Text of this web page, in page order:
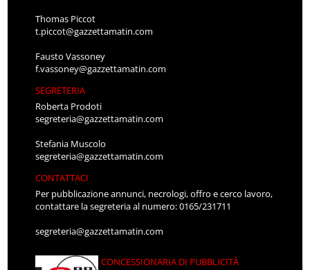
Thomas Piccot
t.piccot@gazzettamatin.com
Fausto Vassoney
f.vassoney@gazzettamatin.com
SEGRETERIA
Roberta Prodoti
segreteria@gazzettamatin.com
Stefania Muscolo
segreteria@gazzettamatin.com
CONTATTACI
Per pubblicazione annunci, necrologi, offro e cerco lavoro,
contattare la segreteria al numero: 0165/231711
segreteria@gazzettamatin.com
CONCESSIONARIA DI PUBBLICITÀ